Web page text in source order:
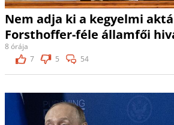
Nem adja ki a kegyelmi
Forsthoffer-féle államfői
8 órája
7
5 54